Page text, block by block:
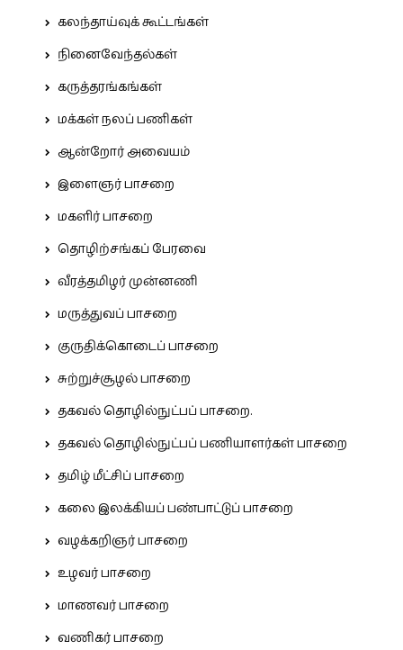
கலந்தாய்வுக் கூட்டங்கள்
நினைவேந்தல்கள்
கருத்தரங்கங்கள்
மக்கள் நலப் பணிகள்
ஆன்றோர் அவையம்
இளைஞர் பாசறை
மகளிர் பாசறை
தொழிற்சங்கப் பேரவை
வீரத்தமிழர் முன்னணி
மருத்துவப் பாசறை
குருதிக்கொடைப் பாசறை
சுற்றுச்சூழல் பாசறை
தகவல் தொழில்நுட்பப் பாசறை.
தகவல் தொழில்நுட்பப் பணியாளர்கள் பாசறை
தமிழ் மீட்சிப் பாசறை
கலை இலக்கியப் பண்பாட்டுப் பாசறை
வழக்கறிஞர் பாசறை
உழவர் பாசறை
மாணவர் பாசறை
வணிகர் பாசறை